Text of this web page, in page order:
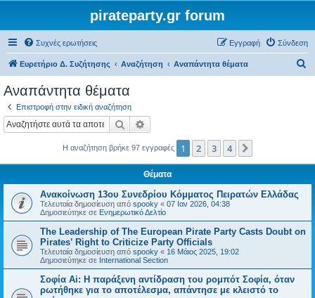
pirateparty.gr forum
Συχνές ερωτήσεις Σύνδεση
Εγγραφή
Ευρετήριο Δ. Συζήτησης Αναζήτηση Αναπάντητα θέματα
η
Αναπάντητα θέματα
Επιστροφή στην ειδική αναζήτηση
Αναζήτηση
Η αναζήτηση βρήκε 97 εγγραφές 1 2 3 4
Θέματα
Ανακοίνωση 13ου Συνεδρίου Κόμματος Πειρατών Ελλάδας
Τελευταία δημοσίευση από spooky « 07 Ιαν 2026, 04:38
Δημοσιεύτηκε σε Ενημερωτικό Δελτίο
The Leadership of The European Pirate Party Casts Doubt on
Pirates’ Right to Criticize Party Officials
Τελευταία δημοσίευση από spooky « 16 Μάιος 2025, 19:02
Δημοσιεύτηκε σε International Section
Σοφία Ai: Η παράξενη αντίδραση του ρομπότ Σοφία, όταν
ρωτήθηκε για το αποτέλεσμα, απάντησε με κλειστό το